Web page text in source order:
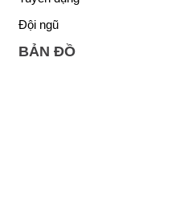
Đội ngũ
BẢN ĐỒ